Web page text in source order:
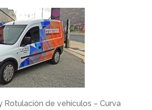
Rotulación de vehículos – Curva